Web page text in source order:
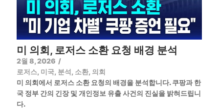
미 의회, 로저스 소환 요청 배경 분석
2월 8, 2026 /
로저스, 미국, 분석, 소환, 의회
미 의회에서 로저스 소환 요청의 배경을 분석합니다. 쿠팡과 한
국 정부 간의 긴장 및 개인정보 유출 사건의 진실을 밝혀드립니
다.